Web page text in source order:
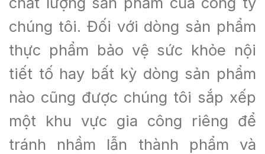
chúng tôi. Đối với dòng sản phẩm
thực phẩm bảo vệ sức khỏe nội
tiết tố hay bất kỳ dòng sản phẩm
nào cũng được chúng tôi sắp xếp
một khu vực gia công riêng để
tránh nhầm lẫn thành phẩm và